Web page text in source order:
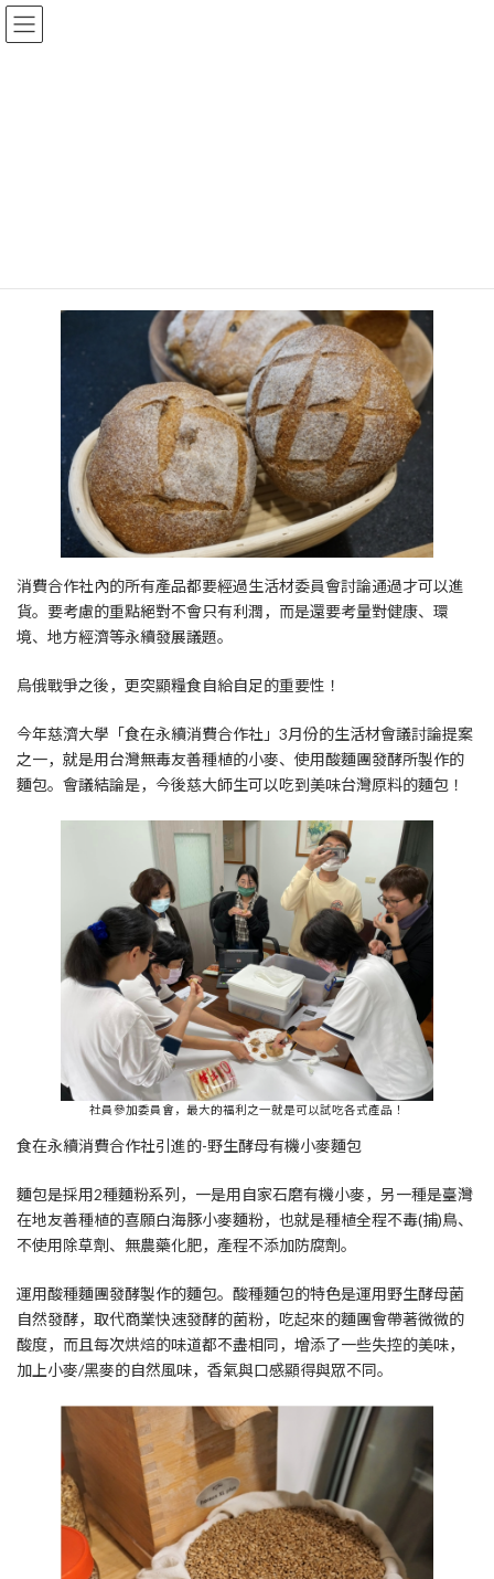
Skip
to
the
Skip
to
the
消費合作社內的所有產品都要經過生活材委員會討論通過才可以進
貨。要考慮的重點絕對不會只有利潤，而是還要考量對健康、環
境、地方經濟等永續發展議題。
烏俄戰爭之後，更突顯糧食自給自足的重要性！
今年慈濟大學「食在永續消費合作社」3月份的生活材會議討論提案
之一，就是用台灣無毒友善種植的小麥、使用酸麵團發酵所製作的
麵包。會議結論是，今後慈大師生可以吃到美味台灣原料的麵包！
社員參加委員會，最大的福利之一就是可以試吃各式產品！
食在永續消費合作社引進的-野生酵母有機小麥麵包
麵包是採用2種麵粉系列，一是用自家石磨有機小麥，另一種是臺灣
在地友善種植的喜願白海豚小麥麵粉，也就是種植全程不毒(捕)鳥、
不使用除草劑、無農藥化肥，產程不添加防腐劑。
運用酸種麵團發酵製作的麵包。酸種麵包的特色是運用野生酵母菌
自然發酵，取代商業快速發酵的菌粉，吃起來的麵團會帶著微微的
酸度，而且每次烘焙的味道都不盡相同，增添了一些失控的美味，
加上小麥/黑麥的自然風味，香氣與口感顯得與眾不同。